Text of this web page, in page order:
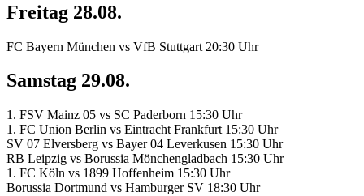
Freitag 28.08.
FC Bayern München vs VfB Stuttgart 20:30 Uhr
Samstag 29.08.
1. FSV Mainz 05 vs SC Paderborn 15:30 Uhr
1. FC Union Berlin vs Eintracht Frankfurt 15:30 Uhr
SV 07 Elversberg vs Bayer 04 Leverkusen 15:30 Uhr
RB Leipzig vs Borussia Mönchengladbach 15:30 Uhr
1. FC Köln vs 1899 Hoffenheim 15:30 Uhr
Borussia Dortmund vs Hamburger SV 18:30 Uhr